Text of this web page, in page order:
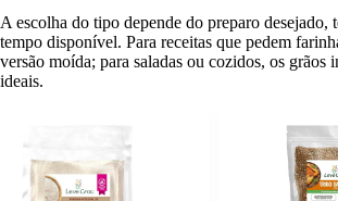
A escolha do tipo depende do preparo desejado,
tempo disponível. Para receitas que pedem
versão moída; para saladas ou cozidos, os grãos
ideais.